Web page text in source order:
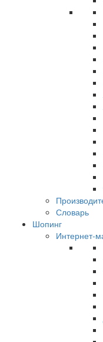
Словарь
Шопинг
Интернет-